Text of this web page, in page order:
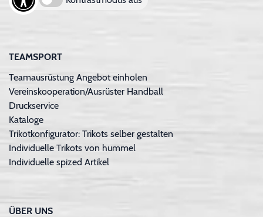
TEAMSPORT
Teamausrüstung Angebot einholen
Vereinskooperation/Ausrüster Handball
Druckservice
Kataloge
Trikotkonfigurator: Trikots selber gestalten
Individuelle Trikots von hummel
Individuelle spized Artikel
ÜBER UNS